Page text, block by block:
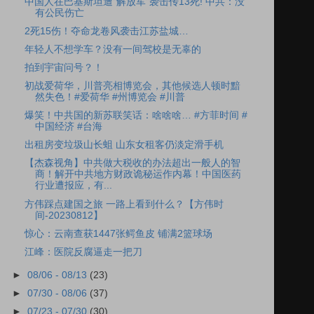
有公民伤亡
2死15伤！夺命龙卷风袭击江苏盐城…
年轻人不想学车？没有一间驾校是无辜的
拍到宇宙问号？！
初战爱荷华，川普亮相博览会，其他候选人顿时黯
然失色！#爱荷华 #州博览会 #川普
爆笑！中共国的新苏联笑话：啥啥啥… #方菲时间 #
中国经济 #台海
出租房变垃圾山长蛆 山东女租客仍淡定滑手机
【杰森视角】中共做大税收的办法超出一般人的智
商！解开中共地方财政诡秘运作内幕！中国医药
行业遭报应，有...
方伟踩点建国之旅 一路上看到什么？【方伟时
间-20230812】
惊心：云南查获1447张鳄鱼皮 铺满2篮球场
江峰：医院反腐逼走一把刀
►08/06 - 08/13 (23)
►07/30 - 08/06 (37)
►07/23 - 07/30 (30)